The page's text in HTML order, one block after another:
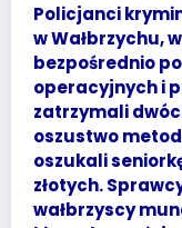
Policjanci
w Wałbrzychu,
bezpośrednio
operacyjnych i
zatrzymali
oszustwo
oszukali
złotych.
wałbrzyscy